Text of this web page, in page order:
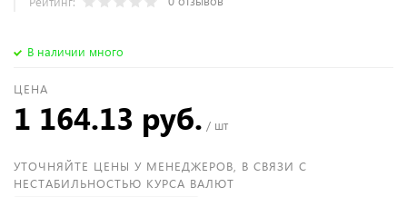
В наличии много
ЦЕНА
1 164.13 руб. / шт
УТОЧНЯЙТЕ ЦЕНЫ У МЕНЕДЖЕРОВ, В СВЯЗИ С
НЕСТАБИЛЬНОСТЬЮ КУРСА ВАЛЮТ